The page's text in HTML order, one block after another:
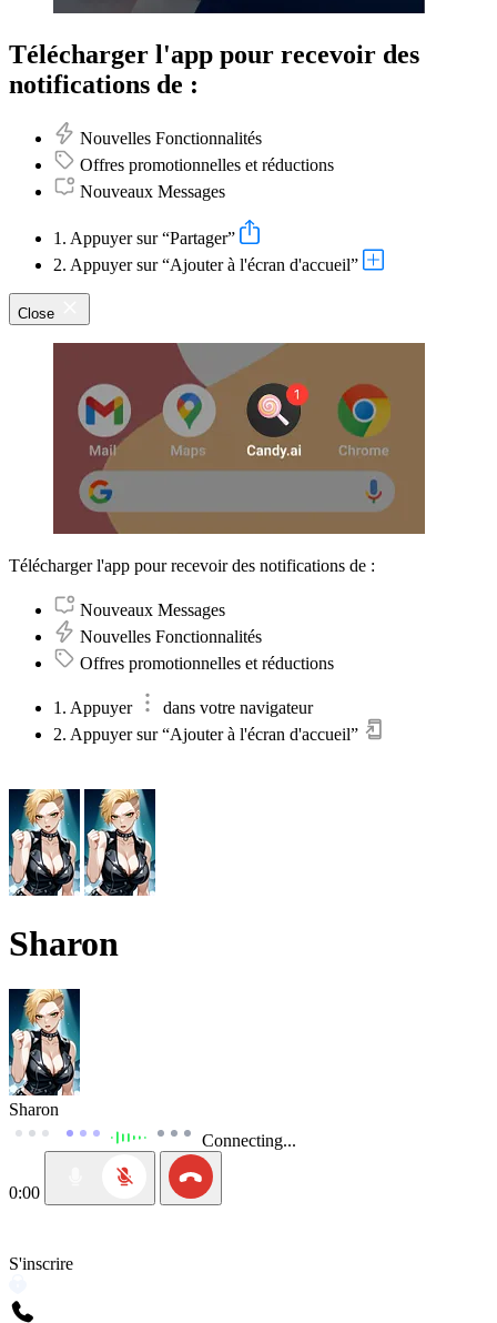
Télécharger l'app pour recevoir des
notifications de :
Nouvelles Fonctionnalités
Offres promotionnelles et réductions
Nouveaux Messages
1. Appuyer sur “Partager”
2. Appuyer sur “Ajouter à l'écran d'accueil”
Close
Télécharger l'app pour recevoir des notifications de :
Nouveaux Messages
Nouvelles Fonctionnalités
Offres promotionnelles et réductions
1. Appuyer
dans votre navigateur
2. Appuyer sur “Ajouter à l'écran d'accueil”
Sharon
Sharon
Connecting...
0:00
S'inscrire